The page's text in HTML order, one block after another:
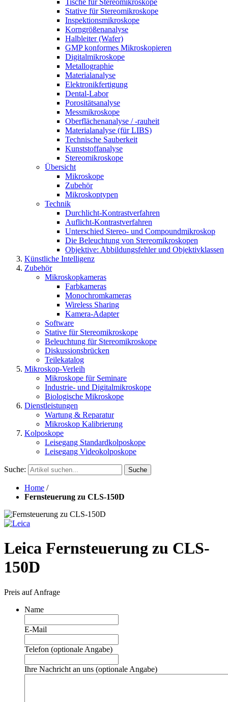
Tische für Stereomikroskope
Stative für Stereomikroskope
Inspektionsmikroskope
Korngrößenanalyse
Halbleiter (Wafer)
GMP konformes Mikroskopieren
Digitalmikroskope
Metallographie
Materialanalyse
Elektronikfertigung
Dental-Labor
Porositätsanalyse
Messmikroskope
Oberflächenanalyse / -rauheit
Materialanalyse (für LIBS)
Technische Sauberkeit
Kunststoffanalyse
Stereomikroskope
Übersicht
Mikroskope
Zubehör
Mikroskoptypen
Technik
Durchlicht-Kontrastverfahren
Auflicht-Kontrastverfahren
Unterschied Stereo- und Compoundmikroskop
Die Beleuchtung von Stereomikroskopen
Objektive: Abbildungsfehler und Objektivklassen
Künstliche Intelligenz
Zubehör
Mikroskopkameras
Farbkameras
Monochromkameras
Wireless Sharing
Kamera-Adapter
Software
Stative für Stereomikroskope
Beleuchtung für Stereomikroskope
Diskussionsbrücken
Teilekatalog
Mikroskop-Verleih
Mikroskope für Seminare
Industrie- und Digitalmikroskope
Biologische Mikroskope
Dienstleistungen
Wartung & Reparatur
Mikroskop Kalibrierung
Kolposkope
Leisegang Standardkolposkope
Leisegang Videokolposkope
Suche: Suche
Home /
Fernsteuerung zu CLS-150D
Leica Fernsteuerung zu CLS-
150D
Preis auf Anfrage
Name
E-Mail
Telefon (optionale Angabe)
Ihre Nachricht an uns (optionale Angabe)